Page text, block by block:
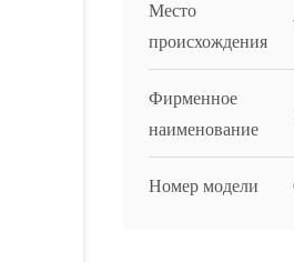
Место
происхождения
Фирменное
наименование
Номер модели